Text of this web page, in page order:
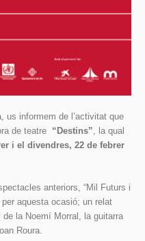
us informem de l’activitat que
de teatre “Destins” , la qual
i el divendres, 22 de febrer
anteriors, “Mil Futurs i
aquesta ocasió; un relat
la Noemí Morral, la guitarra
Roura.